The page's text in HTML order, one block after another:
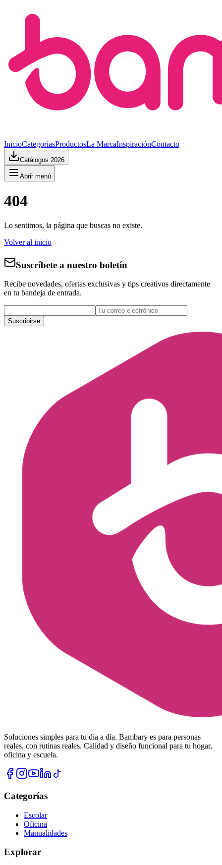
InicioCategoríasProductosLa MarcaInspiraciónContacto
Catálogos 2026
Abrir menú
404
Lo sentimos, la página que buscas no existe.
Volver al inicio
Suscríbete a nuestro boletín
Recibe novedades, ofertas exclusivas y tips creativos directamente
en tu bandeja de entrada.
Suscribirse
Soluciones simples para tu día a día. Bambary es para personas
reales, con rutinas reales. Calidad y diseño funcional para tu hogar,
oficina y escuela.
Categorías
Escolar
Oficina
Manualidades
Explorar